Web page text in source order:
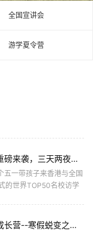
全国宣讲会
游学夏令营
速抢！香港五一研学团重磅来袭，三天两夜，解锁世界名校学术体验！
五一带孩子来香港与全国
的世界TOP50名校访学
香港升学中心名校冲刺成长营--寒假蜕变之旅完美收官！更多精彩暑假见！